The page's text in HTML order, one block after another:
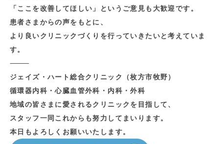
「ここを改善してほしい」というご意見も大歓迎です。
患者さまからの声をもとに、
より良いクリニックづくりを行っていきたいと考えていま
す。
⸻
ジェイズ・ハート総合クリニック（枚方市牧野）
循環器内科・心臓血管外科・内科・外科
地域の皆さまに愛されるクリニックを目指して、
スタッフ一同これからも努力してまいります。
本日もよろしくお願いいたします。